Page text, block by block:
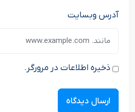
آدرس وبسایت
ذخیره اطلاعات در مرورگر.